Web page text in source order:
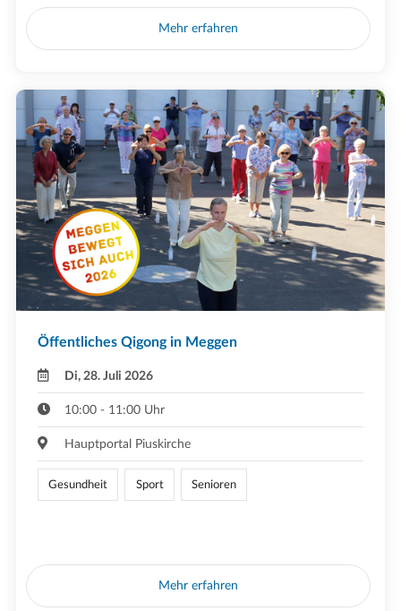
Mehr erfahren
Öffentliches Qigong in Meggen
Di, 28. Juli 2026
10:00 - 11:00 Uhr
Hauptportal Piuskirche
Gesundheit Sport Senioren
Mehr erfahren